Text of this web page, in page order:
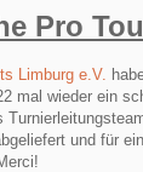
Pro
Limburg e.V.
mal wieder ein
und für